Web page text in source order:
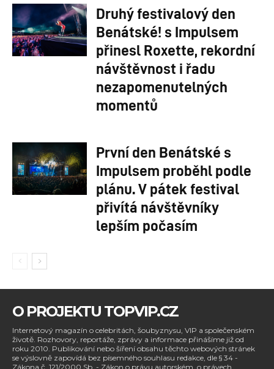
Druhý festivalový den
Benátské! s Impulsem
přinesl Roxette, rekordní
návštěvnost i řadu
nezapomenutelných
momentů
První den Benátské s
Impulsem proběhl podle
plánu. V pátek festival
přivítá návštěvníky
lepším počasím
O PROJEKTU TOPVIP.CZ
Internetový magazín o celebritách, šoubyznysu, VIP a společenském
životě. Rozhovory, reportáže, zprávy a informace přinášíme již od
roku 2010. Publikování nebo šíření obsahu těchto webových stránek
se výslovně zapovídá bez písemného souhlasu redakce, dle § 34 -
Zákona č. 121/2000 Sb. - Zákon o právu autorském, o právech